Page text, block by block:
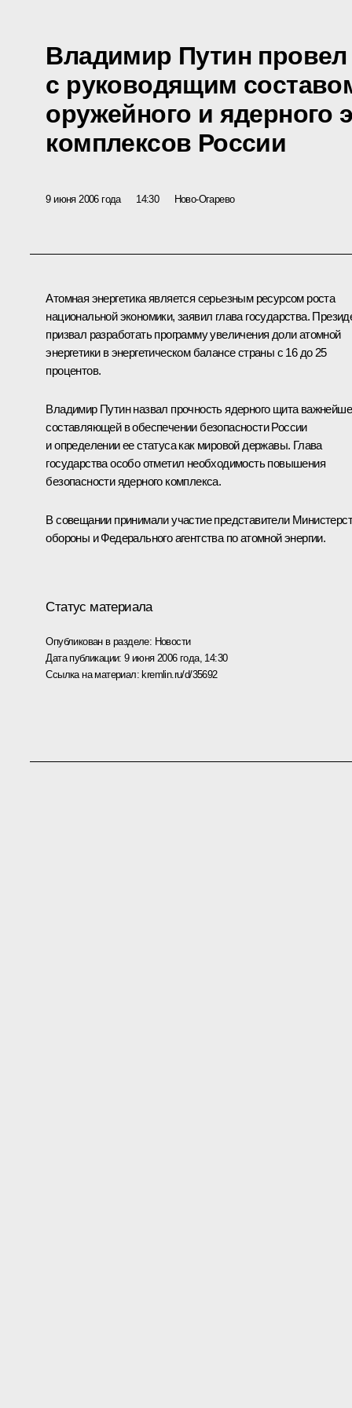
Владимир Путин
с руководящим
оружейного и ядерного
комплексов России
9 июня 2006 года 14:30 Ново-Огарево
Атомная энергетика является серьезным ресурсом роста
национальной экономики, заявил глава государства.
призвал разработать программу увеличения доли атомной
энергетики в энергетическом балансе страны с 16 до 25
процентов.
Владимир Путин назвал прочность ядерного щита
составляющей в обеспечении безопасности России
и определении ее статуса как мировой державы. Глава
государства особо отметил необходимость повышения
безопасности ядерного комплекса.
В совещании принимали участие представители
обороны и Федерального агентства по атомной энергии.
Статус материала
Опубликован в разделе: Новости
Дата публикации:9 июня 2006 года, 14:30
Ссылка на материал:kremlin.ru/d/35692